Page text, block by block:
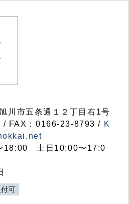
市五条通１２丁目右1号
FAX：0166-23-8793 / K
18:00 土日10:00〜17:0
可